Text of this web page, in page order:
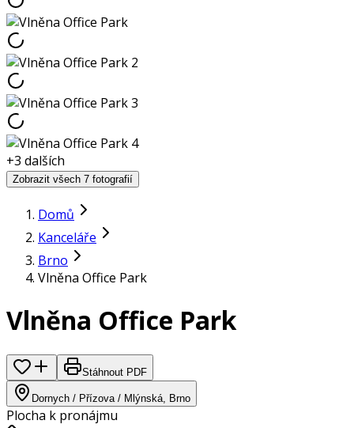
+3 dalších
Zobrazit všech 7 fotografií
Domů
Kanceláře
Brno
Vlněna Office Park
Vlněna Office Park
Stáhnout PDF
Dornych / Přízova / Mlýnská, Brno
Plocha k pronájmu